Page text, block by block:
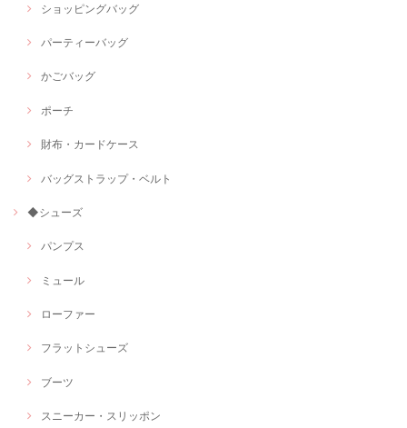
ショッピングバッグ
パーティーバッグ
かごバッグ
ポーチ
財布・カードケース
バッグストラップ・ベルト
◆シューズ
パンプス
ミュール
ローファー
フラットシューズ
ブーツ
スニーカー・スリッポン